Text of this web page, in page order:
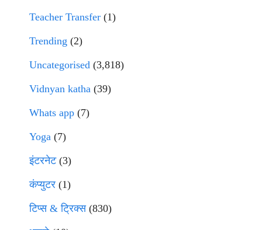
Teacher Transfer (1)
Trending (2)
Uncategorised (3,818)
Vidnyan katha (39)
Whats app (7)
Yoga (7)
इंटरनेट(3)
कंप्युटर (1)
टिप्स & ट्रिक्स(830)